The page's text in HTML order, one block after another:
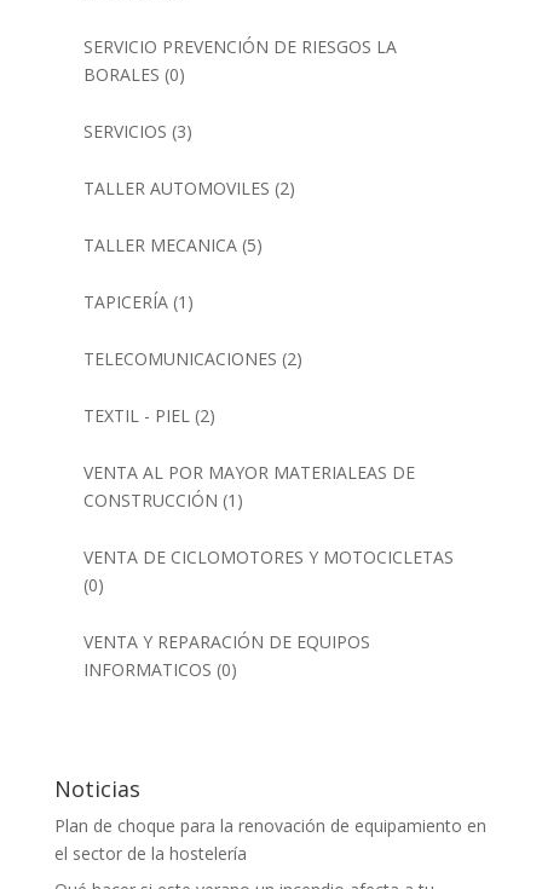
SERVICIO PREVENCIÓN DE RIESGOS LA
BORALES (0)
SERVICIOS (3)
TALLER AUTOMOVILES (2)
TALLER MECANICA(5)
TAPICERÍA(1)
TELECOMUNICACIONES (2)
TEXTIL - PIEL(2)
VENTA AL POR MAYOR MATERIALEAS DE
CONSTRUCCIÓN (1)
VENTA DE CICLOMOTORES Y MOTOCICLETAS
(0)
VENTA Y REPARACIÓN DE EQUIPOS
INFORMATICOS (0)
Noticias
Plan de choque para la renovación de equipamiento en
el sector de la hostelería